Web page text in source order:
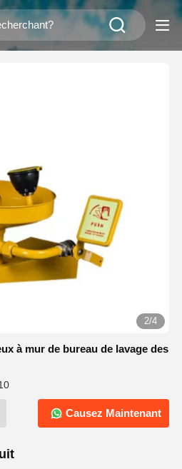
2/4
à mur de bureau de lavage des
Causez Maintenant